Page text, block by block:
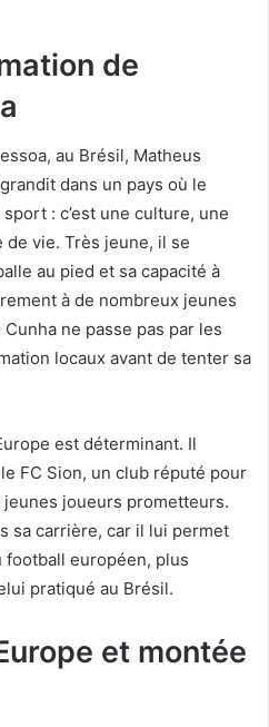
de
au Brésil, Matheus
dans un pays où le
: c’est une culture, une
vie. Très jeune, il se
au pied et sa capacité à
à de nombreux jeunes
ne passe pas par les
locaux avant de tenter sa
est déterminant. Il
FC Sion, un club réputé pour
joueurs prometteurs.
sa carrière, car il lui permet
football européen, plus
pratiqué au Brésil.
et montée